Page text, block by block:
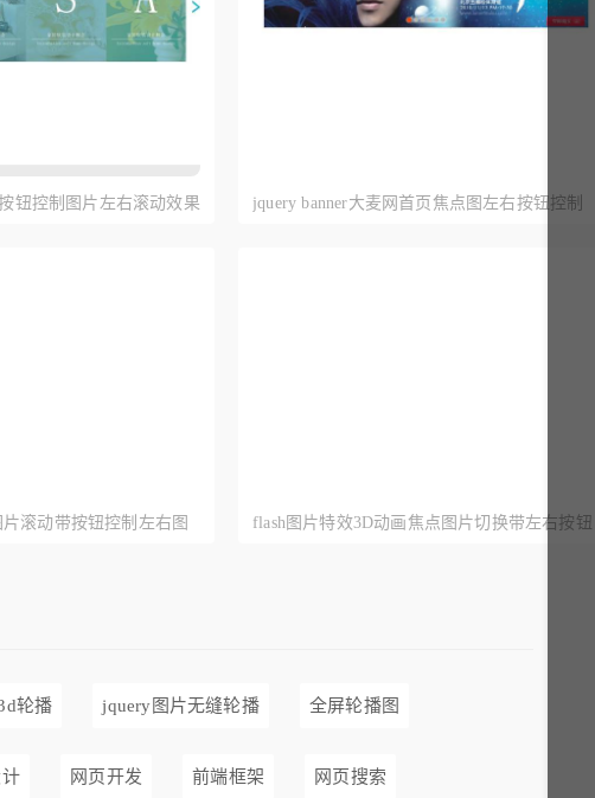
钮控制图片左右滚动效果 jquery banner大麦网首页焦点图左右按钮控制
滚动带按钮控制左右图 flash图片特效3D动画焦点图片切换带左右按钮
轮播 jquery图片无缝轮播 全屏轮播图
网页开发 前端框架 网页搜索